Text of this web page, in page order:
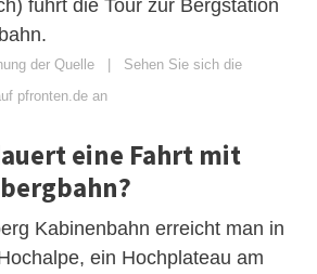
führt die Tour zur Bergstation
der Quelle | Sehen Sie sich die
pfronten.de an
eine Fahrt mit
Kabinenbahn erreicht man in
ein Hochplateau am